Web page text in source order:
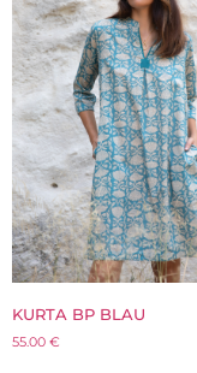
KURTA BP BLAU
55.00 €